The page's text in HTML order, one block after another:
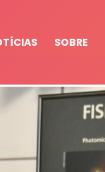
SOBRE